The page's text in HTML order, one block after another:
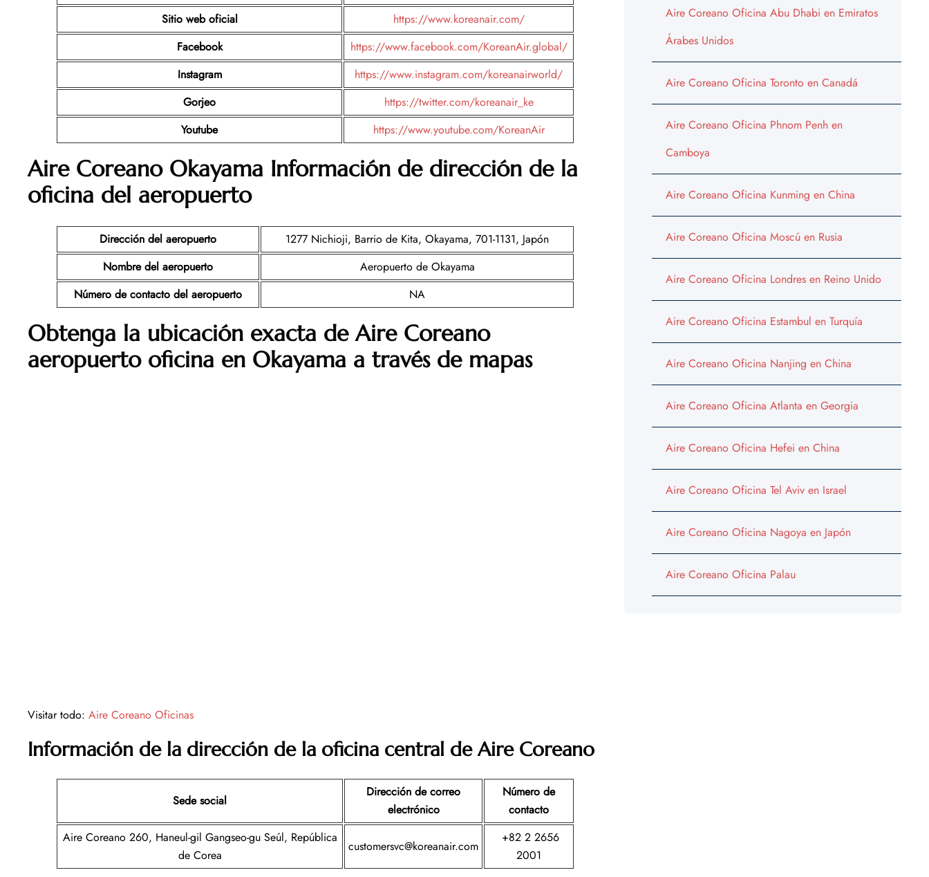
Sitio web oficial
https://www.koreanair.com/
Facebook
https://www.facebook.com/KoreanAir.global/
Instagram
https://www.instagram.com/koreanairworld/
Gorjeo
https://twitter.com/koreanair_ke
Youtube
https://www.youtube.com/KoreanAir
Aire Coreano Okayama Información de dirección de la
oficina del aeropuerto
Dirección del aeropuerto
1277 Nichioji, Barrio de Kita, Okayama, 701-1131, Japón
Nombre del aeropuerto
Aeropuerto de Okayama
Número de contacto del aeropuerto
NA
Obtenga la ubicación exacta de Aire Coreano
aeropuerto oficina en Okayama a través de mapas
Visitar todo: Aire Coreano Oficinas
Información de la dirección de la oficina central de Aire Coreano
Sede social
Dirección de correo
electrónico
Número de
contacto
Aire Coreano 260, Haneul-gil Gangseo-gu Seúl, República
de Corea
customersvc@koreanair.com
+82 2 2656
2001
Aire Coreano Oficina Abu Dhabi en Emiratos
Árabes Unidos
Aire Coreano Oficina Toronto en Canadá
Aire Coreano Oficina Phnom Penh en
Camboya
Aire Coreano Oficina Kunming en China
Aire Coreano Oficina Moscú en Rusia
Aire Coreano Oficina Londres en Reino Unido
Aire Coreano Oficina Estambul en Turquía
Aire Coreano Oficina Nanjing en China
Aire Coreano Oficina Atlanta en Georgia
Aire Coreano Oficina Hefei en China
Aire Coreano Oficina Tel Aviv en Israel
Aire Coreano Oficina Nagoya en Japón
Aire Coreano Oficina Palau